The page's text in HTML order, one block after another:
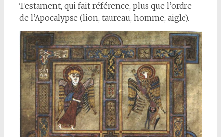
Testament, qui fait référence, plus que l’ordre
de l’Apocalypse (lion, taureau, homme, aigle).